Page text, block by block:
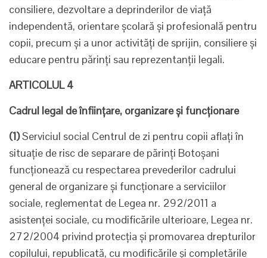
consiliere, dezvoltare a deprinderilor de viață
independentă, orientare școlară și profesională pentru
copii, precum și a unor activități de sprijin, consiliere și
educare pentru părinți sau reprezentanții legali.
ARTICOLUL 4
Cadrul legal de înfiinţare, organizare şi funcţionare
(1)Serviciul social Centrul de zi pentru copii aflați în
situație de risc de separare de părinți Botoșani
funcționează cu respectarea prevederilor cadrului
general de organizare și funcționare a serviciilor
sociale, reglementat de Legea nr. 292/2011 a
asistenței sociale, cu modificările ulterioare, Legea nr.
272/2004 privind protecția și promovarea drepturilor
copilului, republicată, cu modificările și completările